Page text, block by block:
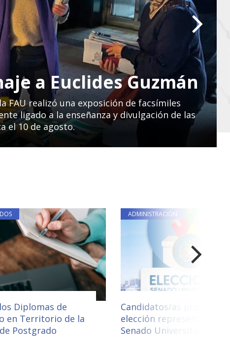
a Euclides Guzmán
FAU realizó una exposición de facsímiles
ligado a la enseñanza y divulgación de las
el 10 de agosto.
Diplomas de
en Territorio de la
Postgrado
ADMINISTRACIÓN
Candidatos/as
elección representantes
Senado Universitario